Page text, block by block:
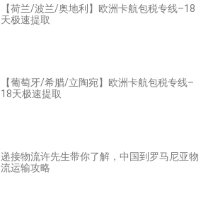
【荷兰/波兰/奥地利】欧洲卡航包税专线–18
天极速提取
【葡萄牙/希腊/立陶宛】欧洲卡航包税专线–
18天极速提取
递接物流许先生带你了解，中国到罗马尼亚物
流运输攻略